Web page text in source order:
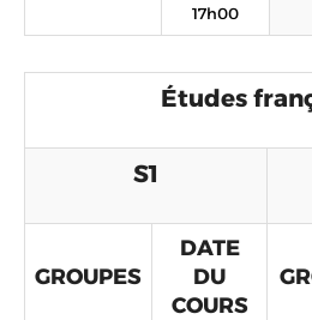
17h00
Études
S1
GROUPES
DATE
DU
COURS